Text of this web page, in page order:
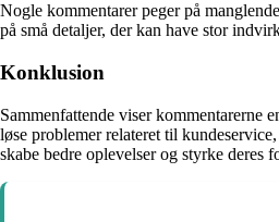
Nogle kommentarer peger på
på små detaljer, der kan have stor
Konklusion
Sammenfattende viser kommentarerne
løse problemer relateret til
skabe bedre oplevelser og styrke deres